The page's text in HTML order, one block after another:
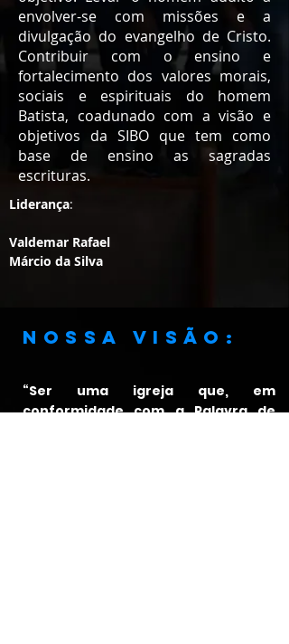
envolver-se com missões e a
divulgação do evangelho de Cristo.
Contribuir com o ensino e
fortalecimento dos valores morais,
sociais e espirituais do homem
Batista, coadunado com a visão e
objetivos da SIBO que tem como
base de ensino as sagradas
escrituras.
Liderança:
Valdemar Rafael
Márcio da Silva
Nossa visão:
“Ser uma igreja que, em
conformidade com a Palavra de